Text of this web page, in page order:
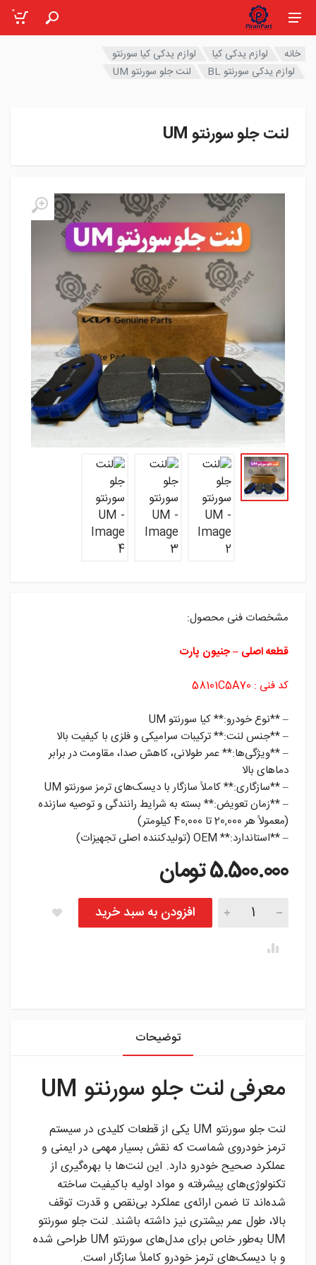
0
خانه لوازم یدکی کیا
لوازم یدکی کیا سورنتو
لوازم یدکی سورنتو BL
لنت جلو سورنتو UM
لنت جلو سورنتو UM
مشخصات فنی محصول:
قطعه اصلی – جنیون پارت
کد فنی : 58101C5A70
– **نوع خودرو:** کیا سورنتو UM
– **جنس لنت:** ترکیبات سرامیکی و فلزی با کیفیت بالا
– **ویژگی‌ها:** عمر طولانی، کاهش صدا، مقاومت در برابر
دماهای بالا
– **سازگاری:** کاملاً سازگار با دیسک‌های ترمز سورنتو UM
– **زمان تعویض:** بسته به شرایط رانندگی و توصیه سازنده
(معمولاً هر 20,000 تا 40,000 کیلومتر)
– **استاندارد:** OEM (تولیدکننده اصلی تجهیزات)
5.500.000تومان
لنت جلو سورنتو UM تعداد افزودن به سبد خرید
توضیحات
معرفی لنت جلو سورنتو UM
لنت جلو سورنتو UM یکی از قطعات کلیدی در سیستم
ترمز خودروی شماست که نقش بسیار مهمی در ایمنی و
عملکرد صحیح خودرو دارد. این لنت‌ها با بهره‌گیری از
تکنولوژی‌های پیشرفته و مواد اولیه باکیفیت ساخته
شده‌اند تا ضمن ارائه‌ی عملکرد بی‌نقص و قدرت توقف
بالا، طول عمر بیشتری نیز داشته باشند. لنت جلو سورنتو
UM به‌طور خاص برای مدل‌های سورنتو UM طراحی شده
و با دیسک‌های ترمز خودرو کاملاً سازگار است.